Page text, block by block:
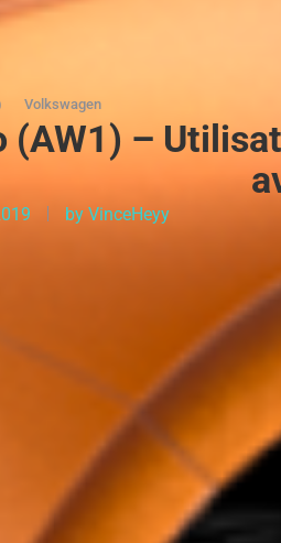
Volkswagen
(AW1) –
by VinceHeyy